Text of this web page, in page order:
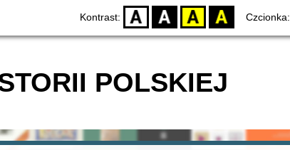
Kontrast: D BW YB BY Czcionka:
POLSKIEJ